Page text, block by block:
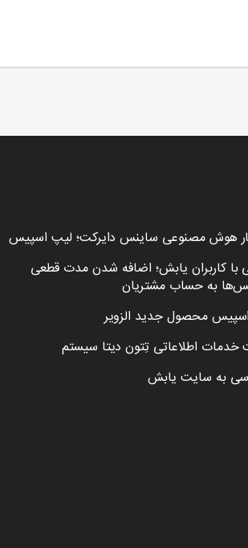
هوش مصنوعی ساینس دایرکت؛ لیپ اسپیس
کاربران یابش؛ اضافه شدن مدت قطعی
به حساب مشتریان
محصول جدید الزویر
اطلاعاتی تِتون دیتا سیستم
به سایت یابش